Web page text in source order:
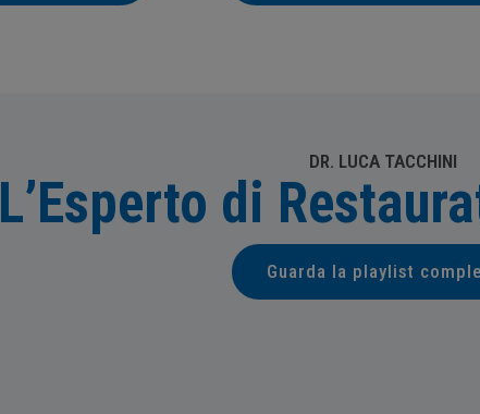
DR. LUCA TACCHINI
L’Esperto di
Guarda la playlist